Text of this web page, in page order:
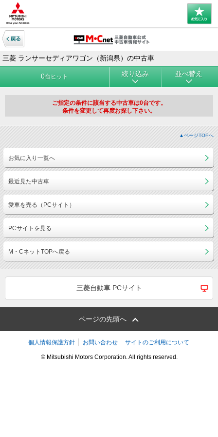
三菱 ランサーセディアワゴン（新潟県）の中古車
0台ヒット 絞り込み 並べ替え
ご指定の条件に該当する中古車は0台です。
条件を変更して再度お探し下さい。
▲ページTOPへ
お気に入り一覧へ
最近見た中古車
愛車を売る（PCサイト）
PCサイトを見る
M・CネットTOPへ戻る
三菱自動車 PCサイト
ページの先頭へ
個人情報保護方針 お問い合わせ サイトのご利用について
© Mitsubishi Motors Corporation. All rights reserved.